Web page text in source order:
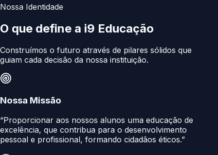
Nossa Identidade
O que define a i9 Educação
Construímos o futuro através de pilares sólidos que
guiam cada decisão da nossa instituição.
Nossa Missão
“Proporcionar aos nossos alunos uma educação de
excelência, que contribua para o desenvolvimento
pessoal e profissional, formando cidadãos éticos.”